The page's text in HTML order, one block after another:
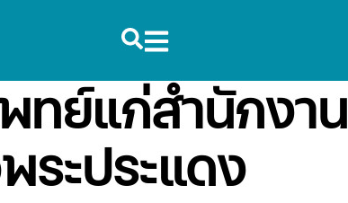
ทย์แก่สำนักงาน
ระประแดง